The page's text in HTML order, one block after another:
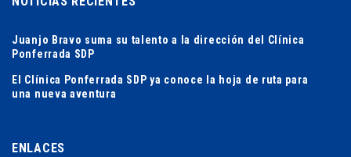
Juanjo Bravo suma su talento a la dirección del Clínica
Ponferrada SDP
El Clínica Ponferrada SDP ya conoce la hoja de ruta para
una nueva aventura
ENLACES